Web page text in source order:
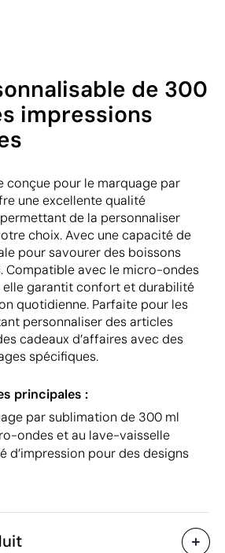
de 300
impressions
conçue pour le marquage par
une excellente qualité
de la personnaliser
choix. Avec une capacité de
pour savourer des boissons
Compatible avec le micro-ondes
elle garantit confort et durabilité
quotidienne. Parfaite pour les
personnaliser des articles
cadeaux d’affaires avec des
spécifiques.
principales :
par sublimation de 300 ml
ondes et au lave-vaisselle
d’impression pour des designs